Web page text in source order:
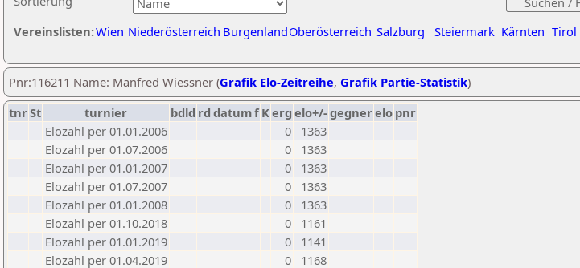
Vereinslisten:Wien Niederösterreich BurgenlandOberösterreich Salzburg Steiermark Kärnten Tirol
Pnr:116211 Name: Manfred Wiessner (Grafik Elo-Zeitreihe, Grafik Partie-Statistik)
tnrSt turnier bdld rd datumf Kerg elo+/-gegnerelo pnr
Elozahl per 01.01.2006
0
1363
Elozahl per 01.07.2006
0
1363
Elozahl per 01.01.2007
0
1363
Elozahl per 01.07.2007
0
1363
Elozahl per 01.01.2008
0
1363
Elozahl per 01.10.2018
0
1161
Elozahl per 01.01.2019
0
1141
Elozahl per 01.04.2019
0
1168